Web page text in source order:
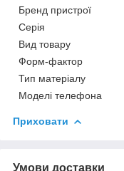
Бренд пристрої
Серія
Вид товару
Форм-фактор
Тип матеріалу
Моделі телефона
Приховати
Умови доставки